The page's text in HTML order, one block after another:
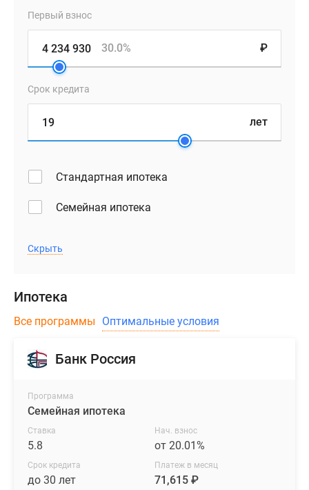
Первый взнос
₽
30.0%
Срок кредита
лет
Стандартная ипотека
Семейная ипотека
Скрыть
Ипотека
Все программы Оптимальные условия
Банк Россия
Программа
Семейная ипотека
Ставка
5.8
Нач. взнос
от 20.01%
Срок кредита
до 30 лет
Платеж в месяц
71,615 ₽